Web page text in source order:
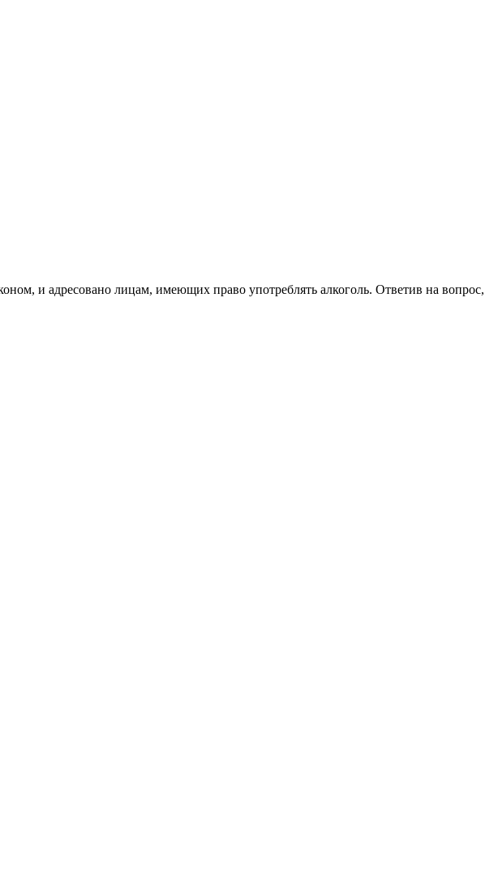
и адресовано лицам, имеющих право употреблять алкоголь. Ответив на вопрос,